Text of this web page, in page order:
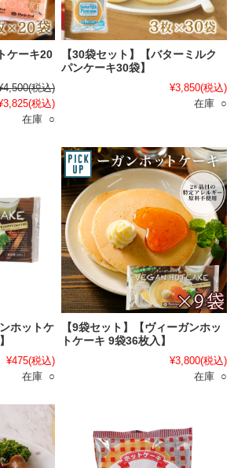
ケーキ20
(税込)
(税込)
在庫 ○
【30袋セット】【バターミルク
パンケーキ30袋】
¥3,850(税込)
在庫 ○
ホットケ
¥475(税込)
在庫 ○
【9袋セット】【ヴィーガンホッ
トケーキ 9袋36枚入】
¥3,800(税込)
在庫 ○